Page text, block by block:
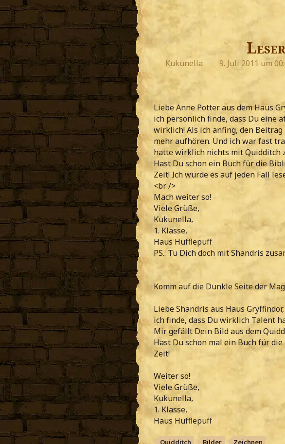
Kukunella 9. Juli 2011 um
Liebe Anne Potter aus dem Haus
ich persönlich finde, dass Du eine
wirklich! Als ich anfing, den
mehr aufhören. Und ich war fast
hatte wirklich nichts mit Quidditch
Hast Du schon ein Buch für die
Zeit! Ich würde es auf jeden Fall
<br />
Mach weiter so!
Viele Grüße,
Kukunella,
1. Klasse,
Haus Hufflepuff
PS.: Tu Dich doch mit Shandris
Komm auf die Dunkle Seite der
Liebe Shandris aus Haus Gryffindor,
ich finde, dass Du wirklich Talent
Mir gefällt Dein Bild aus dem
Hast Du schon mal ein Buch für
Zeit!
Weiter so!
Viele Grüße,
Kukunella,
1. Klasse,
Haus Hufflepuff
Quidditch Bilder Zeichnen